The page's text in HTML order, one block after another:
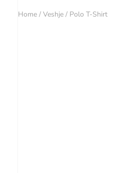
Home / Veshje / Polo T-Shirt